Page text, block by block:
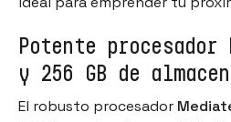
Potente procesador
y 256 GB de
El robusto procesador